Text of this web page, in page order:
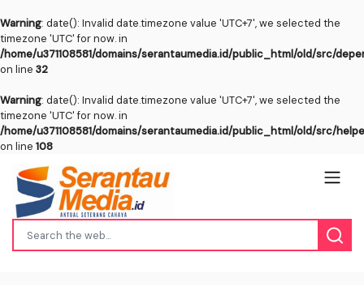
Warning: date(): Invalid date.timezone value 'UTC+7', we selected the
timezone 'UTC' for now. in
/home/u371108581/domains/serantaumedia.id/public_html/old/src/
on line 32
Warning: date(): Invalid date.timezone value 'UTC+7', we selected the
timezone 'UTC' for now. in
/home/u371108581/domains/serantaumedia.id/public_html/old/src/
on line 108